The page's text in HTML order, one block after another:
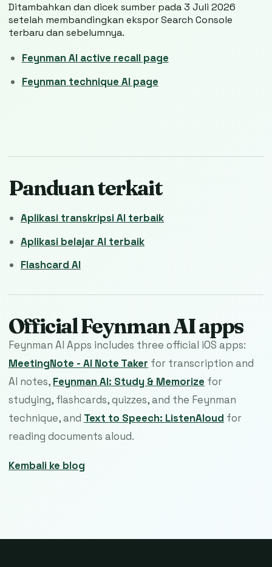
Ditambahkan dan dicek sumber pada 3 Juli 2026
setelah membandingkan ekspor Search Console
terbaru dan sebelumnya.
Feynman AI active recall page
Feynman technique AI page
Panduan terkait
Aplikasi transkripsi AI terbaik
Aplikasi belajar AI terbaik
Flashcard AI
Official Feynman AI apps
Feynman AI Apps includes three official iOS apps:
MeetingNote - AI Note Taker for transcription and
AI notes, Feynman AI: Study & Memorize for
studying, flashcards, quizzes, and the Feynman
technique, and Text to Speech: ListenAloud for
reading documents aloud.
Kembali ke blog